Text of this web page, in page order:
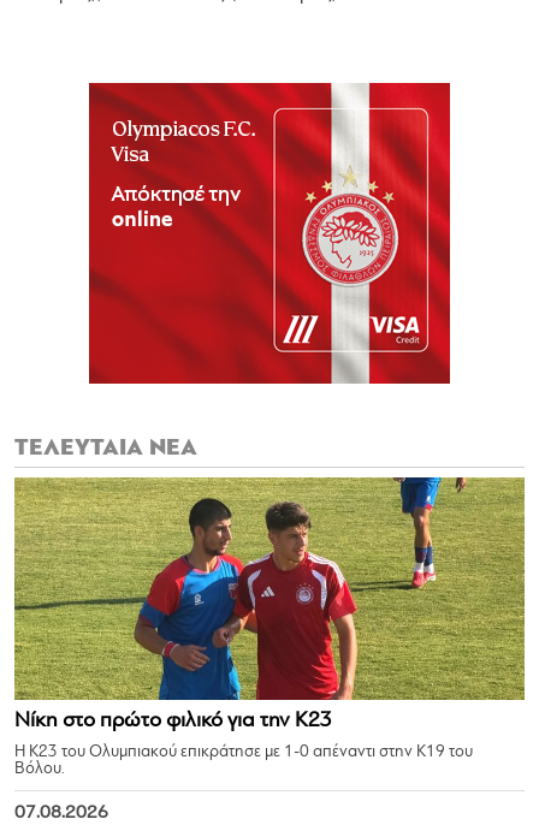
ΤΕΛΕΥΤΑΙΑ ΝΕΑ
Νίκη στο πρώτο φιλικό για την Κ23
Η Κ23 του Ολυμπιακού επικράτησε με 1-0 απέναντι στην Κ19 του
Βόλου.
07.08.2026